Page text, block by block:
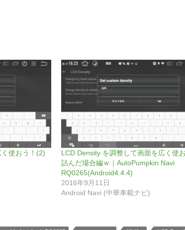
使おう！(2)
LCD Density を調整して画面を広く使
詰んだ場合編ｗ｜AutoPumpkin Navi
RQ0265(Android4.4.4)
2016年9月11日
Android Navi (中華車載ナビ)